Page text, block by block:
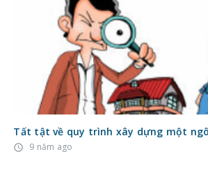
Tất tật về quy trình xây dựng một
access_time 9 năm ago